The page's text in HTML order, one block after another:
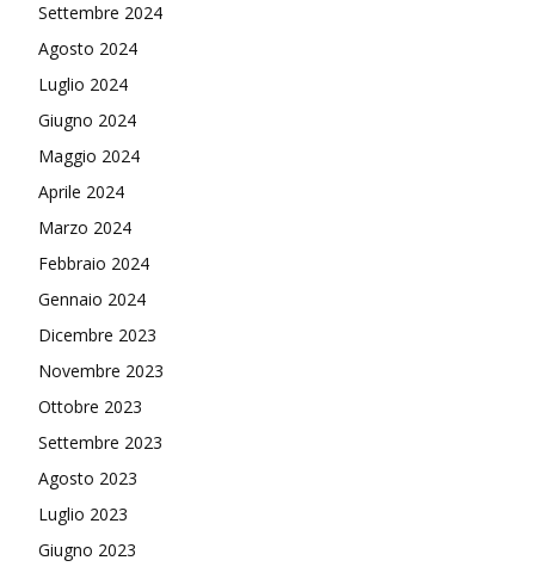
Settembre 2024
Agosto 2024
Luglio 2024
Giugno 2024
Maggio 2024
Aprile 2024
Marzo 2024
Febbraio 2024
Gennaio 2024
Dicembre 2023
Novembre 2023
Ottobre 2023
Settembre 2023
Agosto 2023
Luglio 2023
Giugno 2023